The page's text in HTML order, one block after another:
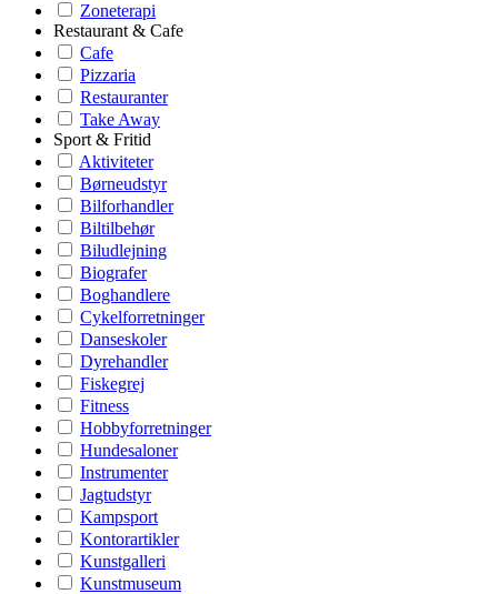
Zoneterapi
Restaurant & Cafe
Cafe
Pizzaria
Restauranter
Take Away
Sport & Fritid
Aktiviteter
Børneudstyr
Bilforhandler
Biltilbehør
Biludlejning
Biografer
Boghandlere
Cykelforretninger
Danseskoler
Dyrehandler
Fiskegrej
Fitness
Hobbyforretninger
Hundesaloner
Instrumenter
Jagtudstyr
Kampsport
Kontorartikler
Kunstgalleri
Kunstmuseum